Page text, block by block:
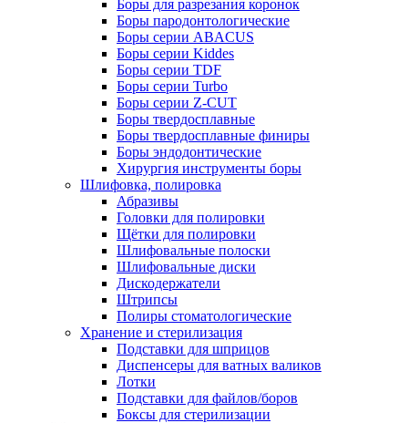
Боры для разрезания коронок
Боры пародонтологические
Боры серии ABACUS
Боры серии Kiddes
Боры серии TDF
Боры серии Turbo
Боры серии Z-CUT
Боры твердосплавные
Боры твердосплавные финиры
Боры эндодонтические
Хирургия инструменты боры
Шлифовка, полировка
Абразивы
Головки для полировки
Щётки для полировки
Шлифовальные полоски
Шлифовальные диски
Дискодержатели
Штрипсы
Полиры стоматологические
Хранение и стерилизация
Подставки для шприцов
Диспенсеры для ватных валиков
Лотки
Подставки для файлов/боров
Боксы для стерилизации